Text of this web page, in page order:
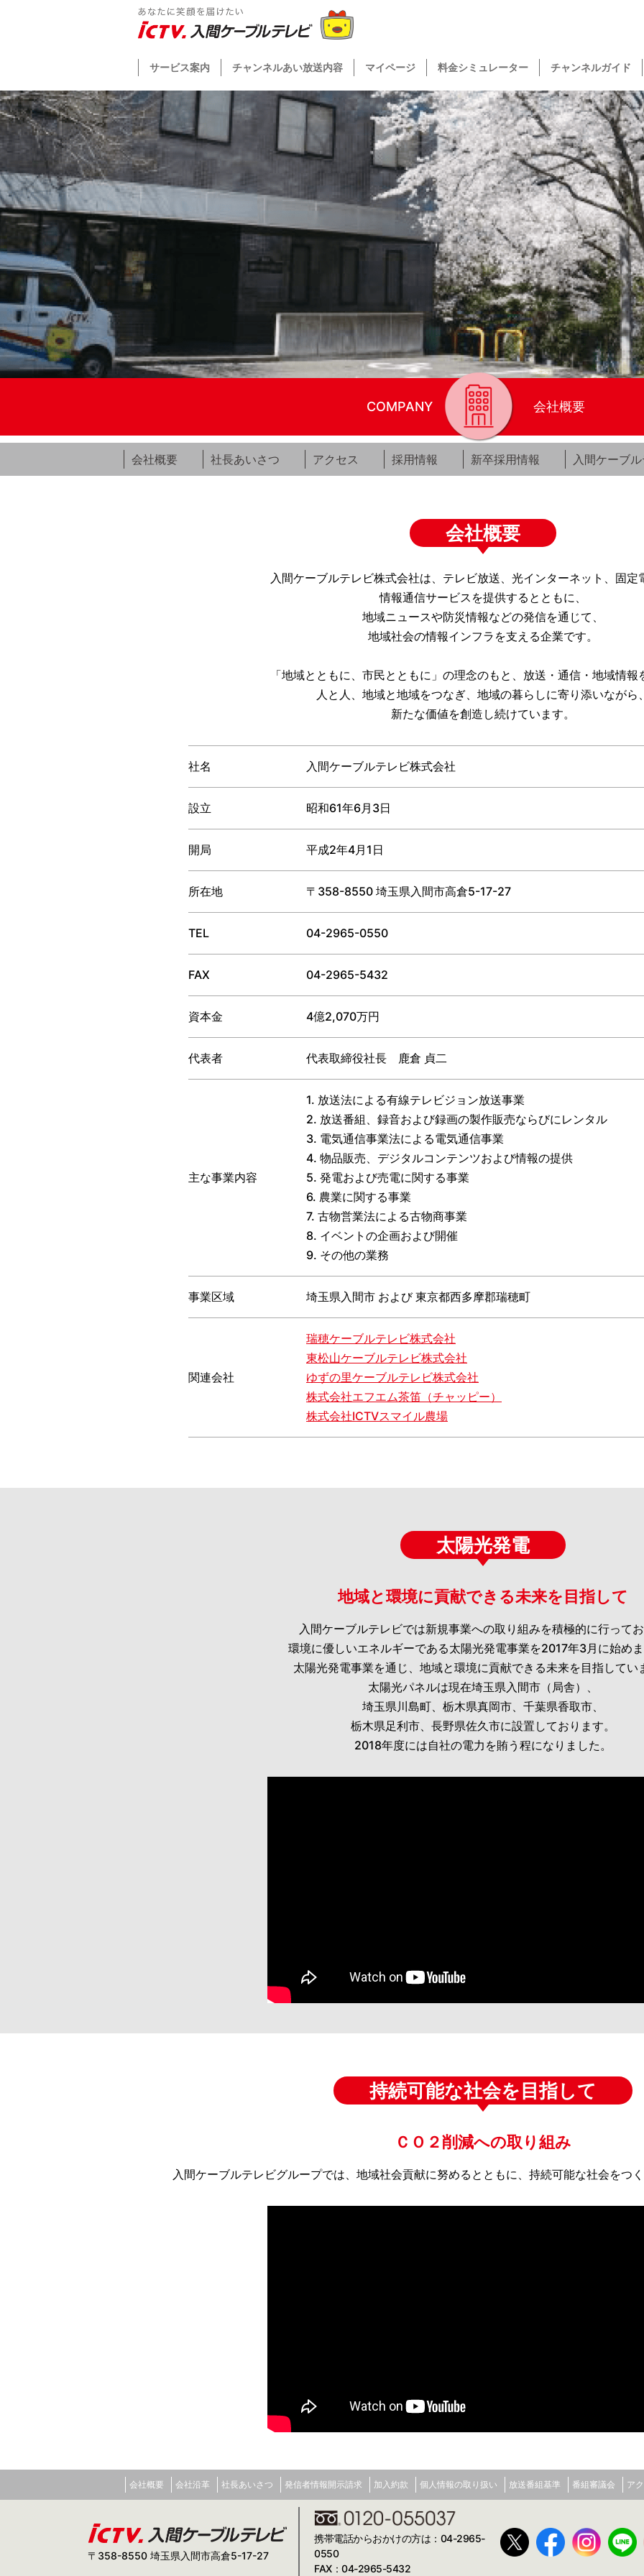
サービス案内 チャンネルあい放送内容 マイページ 料金シミュレーター チャンネルガイド
COMPANY 会社概要
会社概要 社長あいさつ アクセス 採用情報 新卒採用情報 入間ケーブ
会社概要
入間ケーブルテレビ株式会社は、テレビ放送、光インターネット、固定
情報通信サービスを提供するとともに、
地域ニュースや防災情報などの発信を通じて、
地域社会の情報インフラを支える企業です。
「地域とともに、市民とともに」の理念のもと、放送・通信・地域情報
人と人、地域と地域をつなぎ、地域の暮らしに寄り添いながら、
新たな価値を創造し続けています。
社名 入間ケーブルテレビ株式会社
設立 昭和61年6月3日
開局 平成2年4月1日
所在地 〒358-8550 埼玉県入間市高倉5-17-27
TEL 04-2965-0550
FAX 04-2965-5432
資本金 4億2,070万円
代表者 代表取締役社長 鹿倉 貞二
主な事業内容
1. 放送法による有線テレビジョン放送事業
2. 放送番組、録音および録画の製作販売ならびにレンタル
3. 電気通信事業法による電気通信事業
4. 物品販売、デジタルコンテンツおよび情報の提供
5. 発電および売電に関する事業
6. 農業に関する事業
7. 古物営業法による古物商事業
8. イベントの企画および開催
9. その他の業務
事業区域 埼玉県入間市 および 東京都西多摩郡瑞穂町
関連会社
瑞穂ケーブルテレビ株式会社
東松山ケーブルテレビ株式会社
ゆずの里ケーブルテレビ株式会社
株式会社エフエム茶笛（チャッピー）
株式会社ICTVスマイル農場
太陽光発電
地域と環境に貢献できる未来を目指して
入間ケーブルテレビでは新規事業への取り組みを積極的に行ってお
環境に優しいエネルギーである太陽光発電事業を2017年3月に始めま
太陽光発電事業を通じ、地域と環境に貢献できる未来を目指してい
太陽光パネルは現在埼玉県入間市（局舎）、
埼玉県川島町、栃木県真岡市、千葉県香取市、
栃木県足利市、長野県佐久市に設置しております。
2018年度には自社の電力を賄う程になりました。
持続可能な社会を目指して
ＣＯ２削減への取り組み
入間ケーブルテレビグループでは、地域社会貢献に努めるとともに、持続可能な社会をつ
会社概要 会社沿革 社長あいさつ 発信者情報開示請求 加入約款 個人情報の取り扱い 放送番組基準 番組審議会 ア
〒358-8550 埼玉県入間市高倉5-17-27
携帯電話からおかけの方は：04-2965-
0550
FAX：04-2965-5432